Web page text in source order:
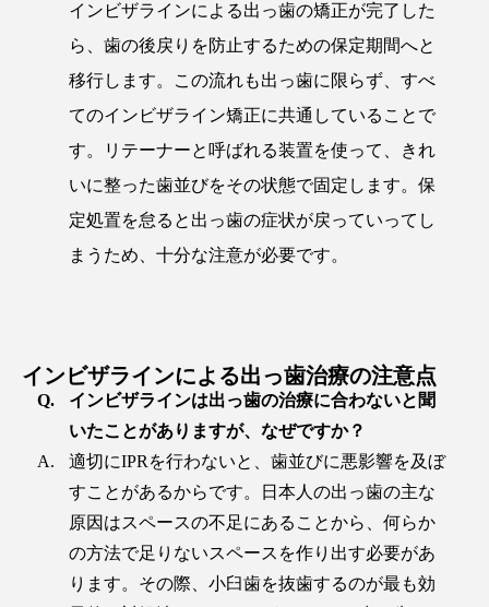
インビザラインによる出っ歯の矯正が完了した
ら、歯の後戻りを防止するための保定期間へと
移行します。この流れも出っ歯に限らず、すべ
てのインビザライン矯正に共通していることで
す。リテーナーと呼ばれる装置を使って、きれ
いに整った歯並びをその状態で固定します。保
定処置を怠ると出っ歯の症状が戻っていってし
まうため、十分な注意が必要です。
インビザラインによる出っ歯治療の注意点
インビザラインは出っ歯の治療に合わないと聞
いたことがありますが、なぜですか？
適切にIPRを行わないと、歯並びに悪影響を及ぼ
すことがあるからです。日本人の出っ歯の主な
原因はスペースの不足にあることから、何らか
の方法で足りないスペースを作り出す必要があ
ります。その際、小臼歯を抜歯するのが最も効